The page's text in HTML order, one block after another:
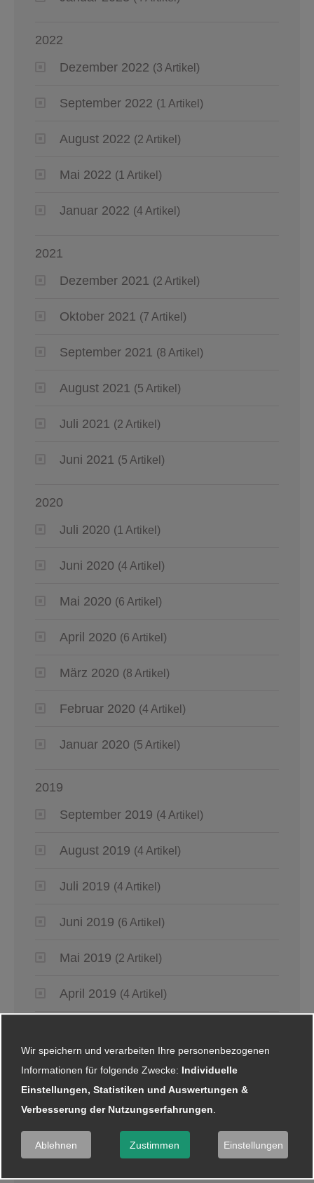
2022
Dezember 2022 (3 Artikel)
September 2022 (1 Artikel)
August 2022 (2 Artikel)
Mai 2022 (1 Artikel)
Januar 2022 (4 Artikel)
2021
Dezember 2021 (2 Artikel)
Oktober 2021 (7 Artikel)
September 2021 (8 Artikel)
August 2021 (5 Artikel)
Juli 2021 (2 Artikel)
Juni 2021 (5 Artikel)
2020
Juli 2020 (1 Artikel)
Juni 2020 (4 Artikel)
Mai 2020 (6 Artikel)
April 2020 (6 Artikel)
März 2020 (8 Artikel)
Februar 2020 (4 Artikel)
Januar 2020 (5 Artikel)
2019
September 2019 (4 Artikel)
August 2019 (4 Artikel)
Juli 2019 (4 Artikel)
Juni 2019 (6 Artikel)
Mai 2019 (2 Artikel)
April 2019 (4 Artikel)
Januar 2019 (5 Artikel)
2018
Dezember 2018
(8 Artikel)
Wir speichern und verarbeiten Ihre personenbezogenen
Informationen für folgende Zwecke: Individuelle
Einstellungen, Statistiken und Auswertungen &
Verbesserung der Nutzungserfahrungen.
Ablehnen Zustimmen Einstellungen